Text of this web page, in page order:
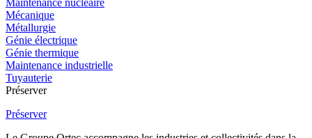
Maintenance nucléaire
Mécanique
Métallurgie
Génie électrique
Génie thermique
Maintenance industrielle
Tuyauterie
Préserver
Préserver